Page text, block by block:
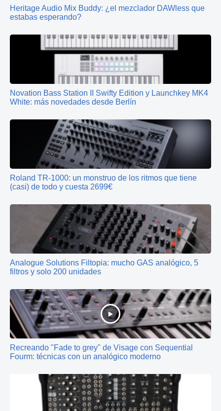
Heritage Audio Mix Buddy: ¿el mezclador DAWless que
estabas esperando?
Novation Bass Station II Swifty Edition y Launchkey MK4
White: más novedades desde Berlín
Roland TR-1000: un monstruo de los ritmos que tiene
(casi) de todo y cuesta 2699€
Analogue Solutions Filtopia: mucho GAS analógico, 5
filtros y solo 200 unidades
Recreando "Fade to grey" de Visage con Sequential
Fourm: técnicas con un analógico moderno